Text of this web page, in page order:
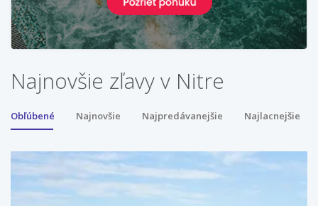
Najnovšie zľavy v Nitre
Obľúbené Najnovšie Najpredávanejšie Najlacnejšie